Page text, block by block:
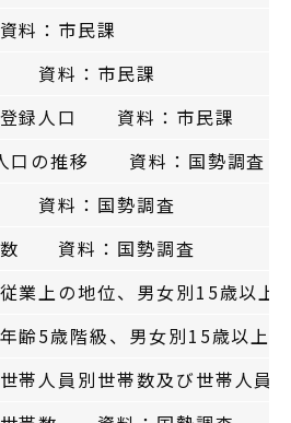
：市民課
資料：市民課
登録人口 資料：市民課
口の推移 資料：国勢調査
資料：国勢調査
数 資料：国勢調査
業上の地位、男女別15歳以
年齢5歳階級、男女別15歳以
世帯人員別世帯数及び世帯人